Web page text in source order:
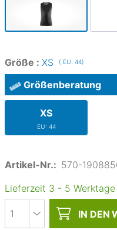
Größe : XS ( EU: 44)
Größenberatung
XS
EU: 44
Artikel-Nr.: 570-
Lieferzeit 3 - 5 Werktage
IN DEN